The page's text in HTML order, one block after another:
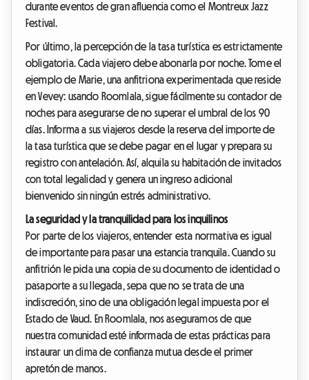
durante eventos de gran afluencia como el Montreux Jazz
Festival.
Por último, la percepción de la tasa turística es estrictamente
obligatoria. Cada viajero debe abonarla por noche. Tome el
ejemplo de Marie, una anfitriona experimentada que reside
en Vevey: usando Roomlala, sigue fácilmente su contador de
noches para asegurarse de no superar el umbral de los 90
días. Informa a sus viajeros desde la reserva del importe de
la tasa turística que se debe pagar en el lugar y prepara su
registro con antelación. Así, alquila su habitación de invitados
con total legalidad y genera un ingreso adicional
bienvenido sin ningún estrés administrativo.
La seguridad y la tranquilidad para los inquilinos
Por parte de los viajeros, entender esta normativa es igual
de importante para pasar una estancia tranquila. Cuando su
anfitrión le pida una copia de su documento de identidad o
pasaporte a su llegada, sepa que no se trata de una
indiscreción, sino de una obligación legal impuesta por el
Estado de Vaud. En Roomlala, nos aseguramos de que
nuestra comunidad esté informada de estas prácticas para
instaurar un clima de confianza mutua desde el primer
apretón de manos.